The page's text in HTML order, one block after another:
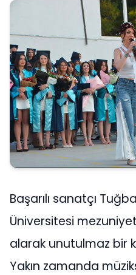
Başarılı sanatçı
Üniversitesi
alarak unutulmaz bir
Yakın zamanda